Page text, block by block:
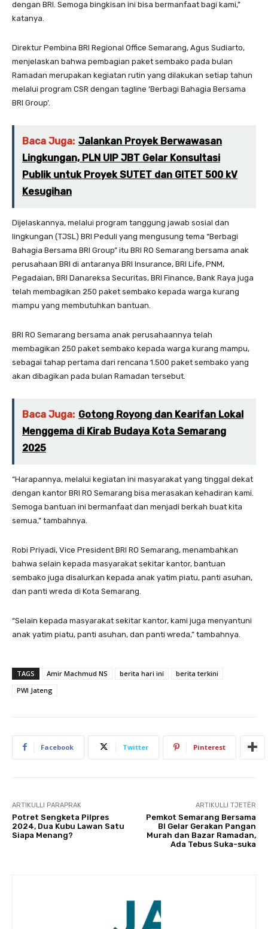
dengan BRI. Semoga bingkisan ini bisa bermanfaat bagi kami,”
katanya.
Direktur Pembina BRI Regional Office Semarang, Agus Sudiarto,
menjelaskan bahwa pembagian paket sembako pada bulan
Ramadan merupakan kegiatan rutin yang dilakukan setiap tahun
melalui program CSR dengan tagline ‘Berbagi Bahagia Bersama
BRI Group’.
Baca Juga: Jalankan Proyek Berwawasan
Lingkungan, PLN UIP JBT Gelar Konsultasi
Publik untuk Proyek SUTET dan GITET 500 kV
Kesugihan
Dijelaskannya, melalui program tanggung jawab sosial dan
lingkungan (TJSL) BRI Peduli yang mengusung tema “Berbagi
Bahagia Bersama BRI Group” itu BRI RO Semarang bersama anak
perusahaan BRI di antaranya BRI Insurance, BRI Life, PNM,
Pegadaian, BRI Danareksa Securitas, BRI Finance, Bank Raya juga
telah membagikan 250 paket sembako kepada warga kurang
mampu yang membutuhkan bantuan.
BRI RO Semarang bersama anak perusahaannya telah
membagikan 250 paket sembako kepada warga kurang mampu,
sebagai tahap pertama dari rencana 1.500 paket sembako yang
akan dibagikan pada bulan Ramadan tersebut.
Baca Juga: Gotong Royong dan Kearifan Lokal
Menggema di Kirab Budaya Kota Semarang
2025
“Harapannya, melalui kegiatan ini masyarakat yang tinggal dekat
dengan kantor BRI RO Semarang bisa merasakan kehadiran kami.
Semoga bantuan ini bermanfaat dan menjadi berkah buat kita
semua,” tambahnya.
Robi Priyadi, Vice President BRI RO Semarang, menambahkan
bahwa selain kepada masyarakat sekitar kantor, bantuan
sembako juga disalurkan kepada anak yatim piatu, panti asuhan,
dan panti wreda di Kota Semarang.
“Selain kepada masyarakat sekitar kantor, kami juga menyantuni
anak yatim piatu, panti asuhan, dan panti wreda,” tambahnya.
TAGS Amir Machmud NS berita hari ini
berita terkini
PWI Jateng
Facebook Twitter Pinterest
ARTIKULLI PARAPRAK
Potret Sengketa Pilpres
2024, Dua Kubu Lawan Satu
Siapa Menang?
ARTIKULLI TJETËR
Pemkot Semarang Bersama
BI Gelar Gerakan Pangan
Murah dan Bazar Ramadan,
Ada Tebus Suka-suka